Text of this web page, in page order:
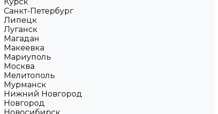
Санкт-Петербург
Липецк
Луганск
Магадан
Макеевка
Мариуполь
Москва
Мелитополь
Мурманск
Нижний Новгород
Новгород